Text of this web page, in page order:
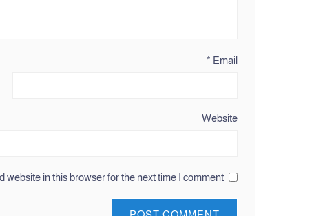
Email
*
Website
website in this browser for the next time I comment.